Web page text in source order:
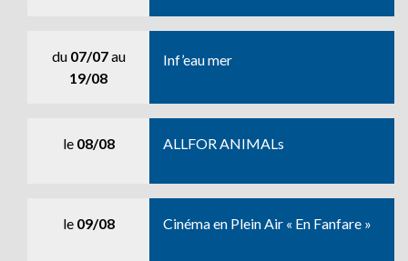
du 07/07au
19/08
Inf’eau mer
le 08/08 ALLFOR ANIMALs
le 09/08 Cinéma en Plein Air « En Fanfare »